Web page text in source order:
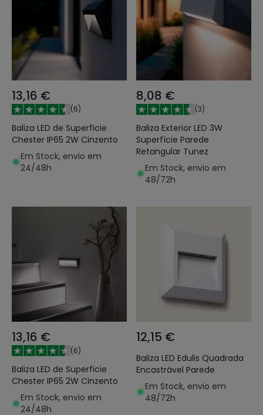
13,16 €
(6)
Baliza LED de Superficie
Chester IP65 2W Cinzento
Em Stock, envio em
24/48h
8,08 €
(3)
Baliza Exterior LED 3W
Superfície Parede
Retangular Tunez
Em Stock, envio em
48/72h
13,16 €
(6)
Baliza LED de Superficie
Chester IP65 2W Cinzento
Em Stock, envio em
24/48h
12,15 €
Baliza LED Edulis Quadrada
Encastrável Parede
Em Stock, envio em
48/72h